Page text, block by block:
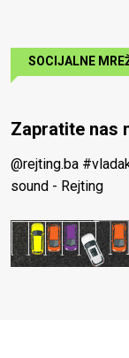
SOCIJALNE
Zapratite nas
@rejting.ba
sound - Rejting